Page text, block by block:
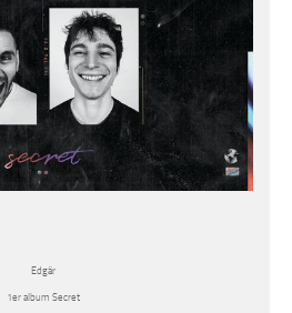
Edgär
1er album Secret